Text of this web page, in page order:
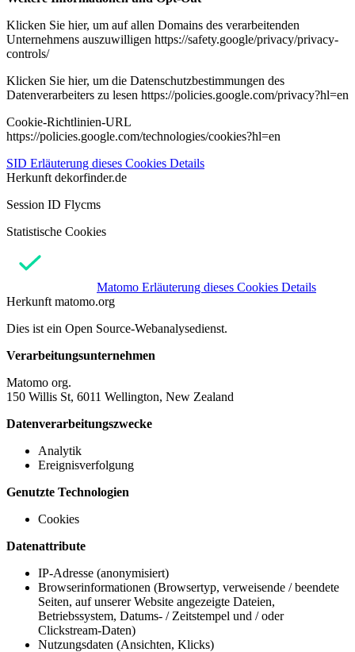
Klicken Sie hier, um auf allen Domains des verarbeitenden
Unternehmens auszuwilligen https://safety.google/privacy/privacy-
controls/
Klicken Sie hier, um die Datenschutzbestimmungen des
Datenverarbeiters zu lesen https://policies.google.com/privacy?hl=en
Cookie-Richtlinien-URL
https://policies.google.com/technologies/cookies?hl=en
SID Erläuterung dieses Cookies Details
Herkunft dekorfinder.de
Session ID Flycms
Statistische Cookies
Matomo Erläuterung dieses Cookies Details
Herkunft matomo.org
Dies ist ein Open Source-Webanalysedienst.
Verarbeitungsunternehmen
Matomo org.
150 Willis St, 6011 Wellington, New Zealand
Datenverarbeitungszwecke
Analytik
Ereignisverfolgung
Genutzte Technologien
Cookies
Datenattribute
IP-Adresse (anonymisiert)
Browserinformationen (Browsertyp, verweisende / beendete
Seiten, auf unserer Website angezeigte Dateien,
Betriebssystem, Datums- / Zeitstempel und / oder
Clickstream-Daten)
Nutzungsdaten (Ansichten, Klicks)